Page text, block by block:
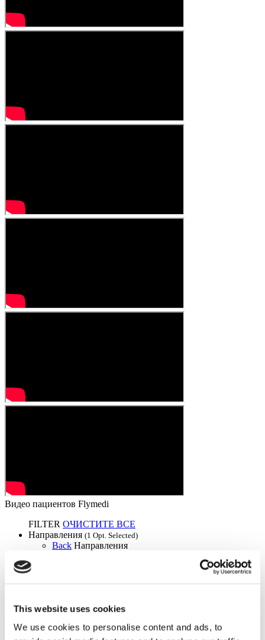
This website uses cookies
We use cookies to personalise content and ads, to
Видео пациентов Flymedi
FILTER ОЧИСТИТЕ ВСЕ
Направления (1 Opt. Selected)
Back Направления
Города
Flymedi
TÜRSAB – Операции на flymedi.com осуществляются